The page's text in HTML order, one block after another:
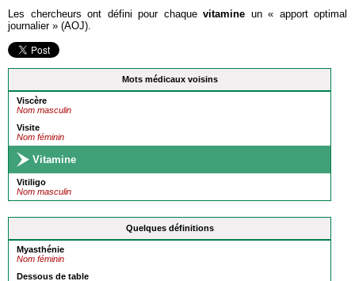
Mots médicaux voisins
Viscère
Nom masculin
Visite
Nom féminin
Vitamine
Vitiligo
Nom masculin
Quelques définitions
Myasthénie
Nom féminin
Dessous de table
Les chercheurs ont défini pour chaque vitamine un « apport optimal
journalier » (AOJ).